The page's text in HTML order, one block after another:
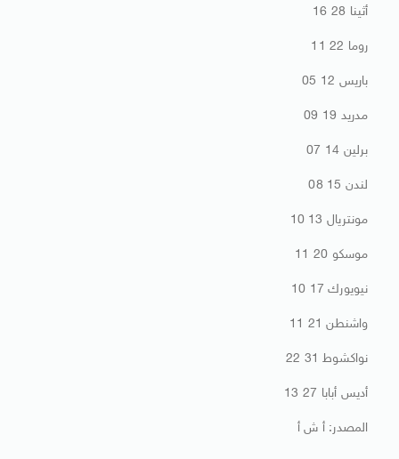
أثينا 28 16
روما 22 11
باريس 12 05
مدريد 19 09
برلين 14 07
لندن 15 08
مونتريال 13 10
موسكو 20 11
نيويورك 17 10
واشنطن 21 11
نواكشوط 31 22
أديس أبابا 27 13
المصدر: أ ش أ